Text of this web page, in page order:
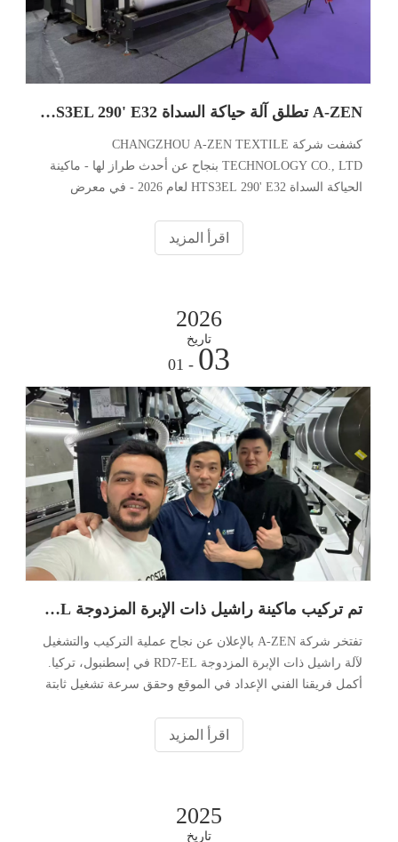
A-ZEN تطلق آلة حياكة السداة HTS3EL 290' E32 المحدثة في معرض Haining للمنسوجات 2026
كشفت شركة CHANGZHOU A-ZEN TEXTILE
TECHNOLOGY CO., LTD بنجاح عن أحدث طراز لها - ماكينة
الحياكة السداة HTS3EL 290' E32 لعام 2026 - في معرض
من 18 إلى 20 مارس. تم تصميم الماكينة الجديدة خصيصًا لسوق
المنسوجات المنزلية في Haining، لإنتاج
اقرأ المزيد
2026
تاريخ
03
- 01
تم تركيب ماكينة راشيل ذات الإبرة المزدوجة RD7-EL في تركيا
تفتخر شركة A-ZEN بالإعلان عن نجاح عملية التركيب والتشغيل
لآلة راشيل ذات الإبرة المزدوجة RD7-EL في إسطنبول، تركيا.
أكمل فريقنا الفني الإعداد في الموقع وحقق سرعة تشغيل ثابتة
في التوسع العالمي لشركة A-ZE
اقرأ المزيد
2025
تاريخ